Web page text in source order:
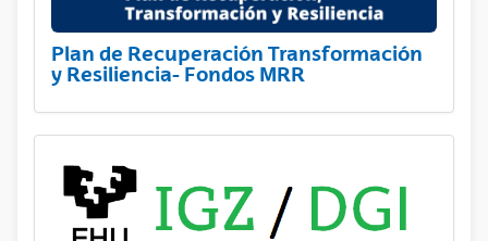
Plan de Recuperación Transformación
y Resiliencia- Fondos MRR